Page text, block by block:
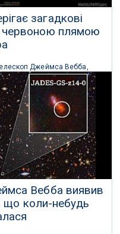
загадкові
червоною плямою
Джеймса Вебба,
верхніх шарів атмосфери
шторму.
р.
Вебба виявив
що коли-небудь